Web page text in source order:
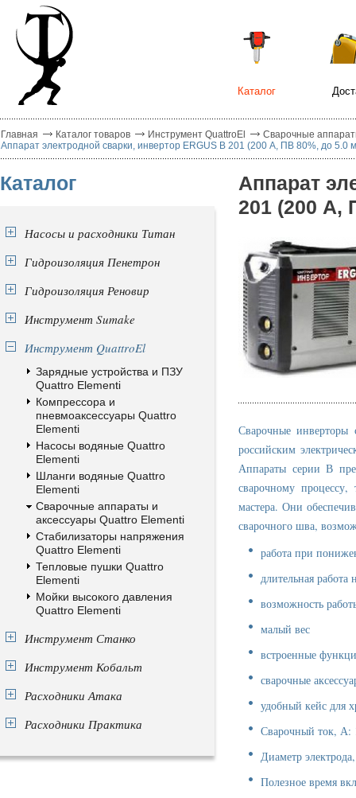
Каталог
Главная Каталог товаров Инструмент QuattroEl
Сварочные
Аппарат электродной сварки, инвертор ERGUS B 201 (200 А, ПВ 80%, до 5.0
Каталог
Насосы и расходники Титан
Гидроизоляция Пенетрон
Гидроизоляция Реновир
Инструмент Sumake
Инструмент QuattroEl
Зарядные устройства и ПЗУ
Quattro Elementi
Компрессора и
пневмоаксессуары Quattro
Elementi
Насосы водяные Quattro
Elementi
Шланги водяные Quattro
Elementi
Сварочные аппараты и
аксессуары Quattro Elementi
Стабилизаторы напряжения
Quattro Elementi
Тепловые пушки Quattro
Elementi
Мойки высокого давления
Quattro Elementi
Инструмент Станко
Инструмент Кобальт
Расходники Атака
Расходники Практика
Аппарат
201 (200 А,
Сварочные
российским
Аппараты серии В
сварочному
мастера. Они
сварочного шва,
работа при
длительная
возможность
малый вес
встроенные
сварочные
удобный кейс для
Сварочный ток, А:
Диаметр
Полезное время